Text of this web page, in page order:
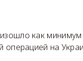
как минимум
операцией на